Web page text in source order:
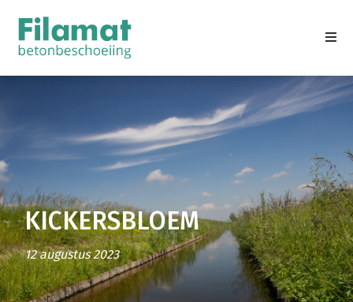
KICKERSBLOEM
12 augustus 2023